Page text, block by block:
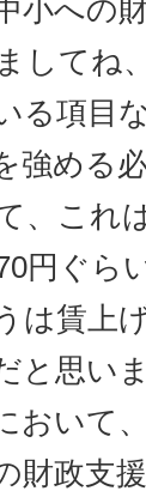
小への
してね
る項目
強める
、これ
円ぐら
は賃上
と思い
おいて
財政支